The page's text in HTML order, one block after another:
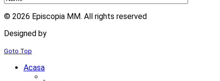
© 2026 Episcopia MM. All rights reserved
Designed by
Goto Top
Acasa